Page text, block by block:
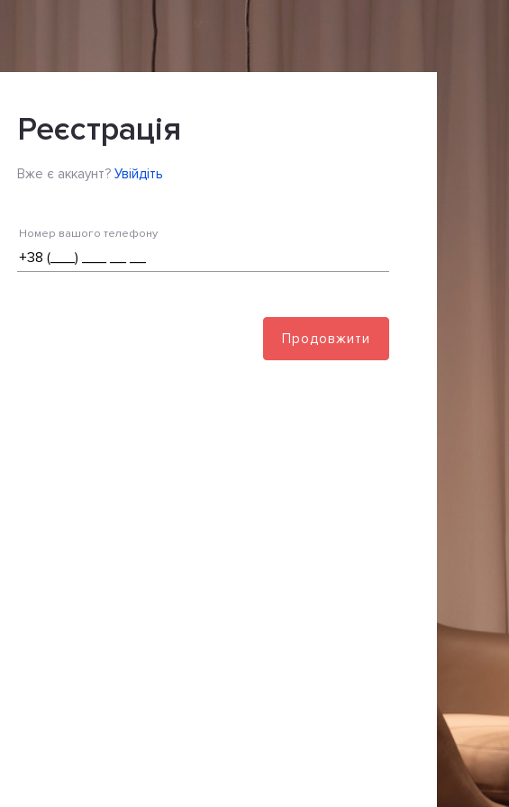
Реєстрація
Вже є аккаунт? Увійдіть
Номер вашого телефону
Продовжити